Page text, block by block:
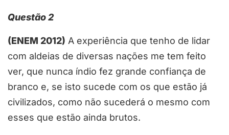
Questão 2
(ENEM 2012) A experiência que tenho de lidar
com aldeias de diversas nações me tem feito
ver, que nunca índio fez grande confiança de
branco e, se isto sucede com os que estão já
civilizados, como não sucederá o mesmo com
esses que estão ainda brutos.